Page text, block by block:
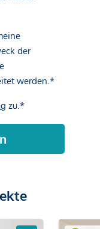
Credit Broker
externen
aus dem
ausschließlich
hin, dass die
lediglich